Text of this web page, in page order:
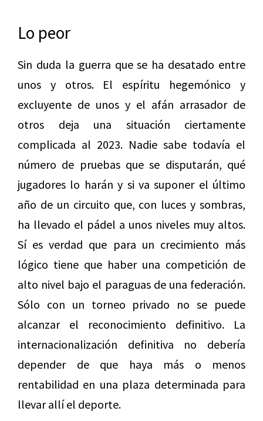
Lo peor
Sin duda la guerra que se ha desatado entre
unos y otros. El espíritu hegemónico y
excluyente de unos y el afán arrasador de
otros deja una situación ciertamente
complicada al 2023. Nadie sabe todavía el
número de pruebas que se disputarán, qué
jugadores lo harán y si va suponer el último
año de un circuito que, con luces y sombras,
ha llevado el pádel a unos niveles muy altos.
Sí es verdad que para un crecimiento más
lógico tiene que haber una competición de
alto nivel bajo el paraguas de una federación.
Sólo con un torneo privado no se puede
alcanzar el reconocimiento definitivo. La
internacionalización definitiva no debería
depender de que haya más o menos
rentabilidad en una plaza determinada para
llevar allí el deporte.